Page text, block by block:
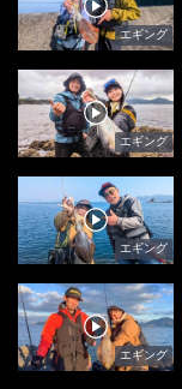
エギング
エギング
エギング
エギング